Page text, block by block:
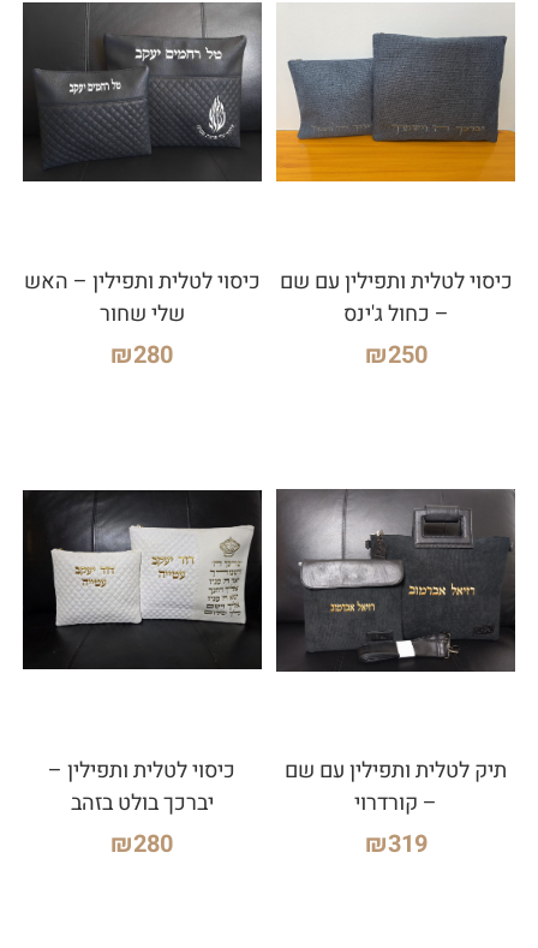
כיסוי לטלית ותפילין עם שם
– כחול ג'ינס
₪250
כיסוי לטלית ותפילין – האש
שלי שחור
₪280
תיק לטלית ותפילין עם שם
– קורדרוי
₪319
כיסוי לטלית ותפילין –
יברכך בולט בזהב
₪280